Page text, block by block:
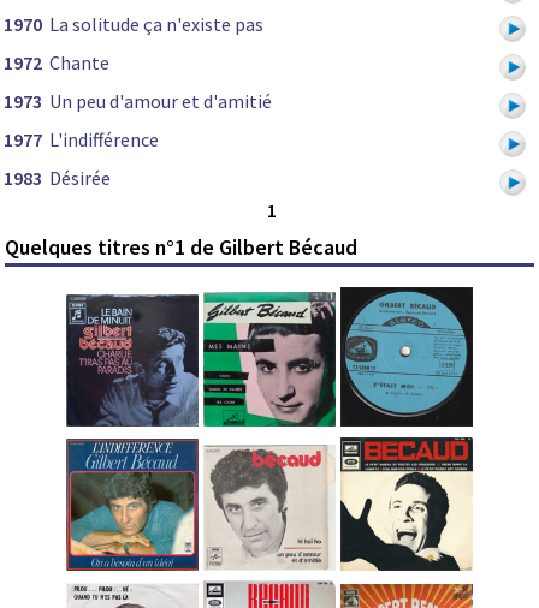
1970 La solitude ça n'existe pas
1972 Chante
1973 Un peu d'amour et d'amitié
1977 L'indifférence
1983 Désirée
1
Quelques titres n°1 de Gilbert Bécaud